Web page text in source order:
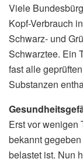
Viele
Kopf-Verbrauch
Schwarz- und
Schwarztee. Ein
fast alle
Substanzen
Erst vor wenigen
bekannt
belastet ist. Nun